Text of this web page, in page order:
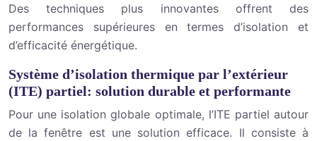
Des techniques plus innovantes offrent des
performances supérieures en termes d’isolation et
d’efficacité énergétique.
Système d’isolation thermique par l’extérieur
(ITE) partiel: solution durable et performante
Pour une isolation globale optimale, l’ITE partiel autour
de la fenêtre est une solution efficace. Il consiste à